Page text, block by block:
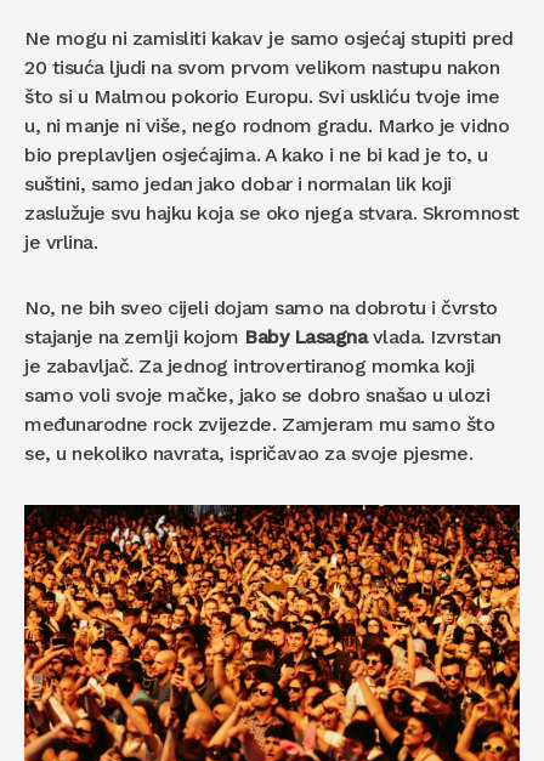
Ne mogu ni zamisliti kakav je samo osjećaj stupiti pred
20 tisuća ljudi na svom prvom velikom nastupu nakon
što si u Malmou pokorio Europu. Svi uskliću tvoje ime
u, ni manje ni više, nego rodnom gradu. Marko je vidno
bio preplavljen osjećajima. A kako i ne bi kad je to, u
suštini, samo jedan jako dobar i normalan lik koji
zaslužuje svu hajku koja se oko njega stvara. Skromnost
je vrlina.
No, ne bih sveo cijeli dojam samo na dobrotu i čvrsto
stajanje na zemlji kojom Baby Lasagnavlada. Izvrstan
je zabavljač. Za jednog introvertiranog momka koji
samo voli svoje mačke, jako se dobro snašao u ulozi
međunarodne rock zvijezde. Zamjeram mu samo što
se, u nekoliko navrata, ispričavao za svoje pjesme.